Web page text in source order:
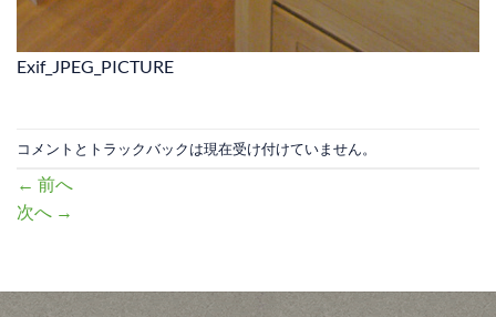
Exif_JPEG_PICTURE
コメントとトラックバックは現在受け付けていません。
← 前へ
次へ →